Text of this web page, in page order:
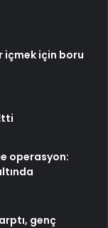
içmek için boru
operasyon:
genç